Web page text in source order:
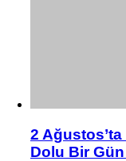
2
Dolu Bir